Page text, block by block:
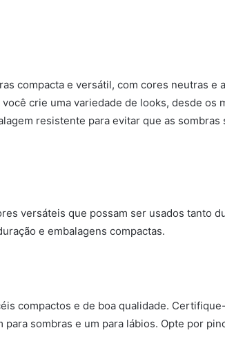
compacta e versátil, com cores neutras e
crie uma variedade de looks, desde os
resistente para evitar que as
versáteis que possam ser usados tanto
e embalagens compactas.
compactos e de boa qualidade.
para sombras e um para lábios. Opte por